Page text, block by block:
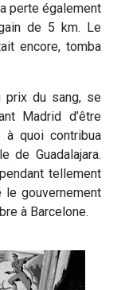
perte également
de 5 km. Le
encore, tomba
prix du sang, se
Madrid d’être
à quoi contribua
de Guadalajara.
tellement
le gouvernement
à Barcelone.